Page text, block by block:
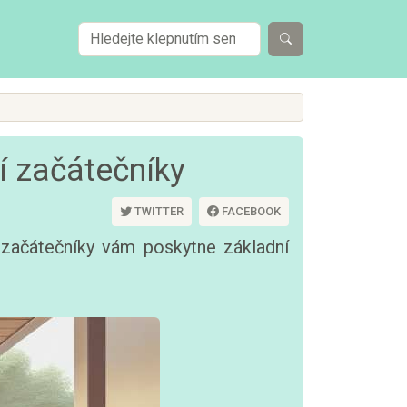
začátečníky
TWITTER FACEBOOK
vám poskytne základní